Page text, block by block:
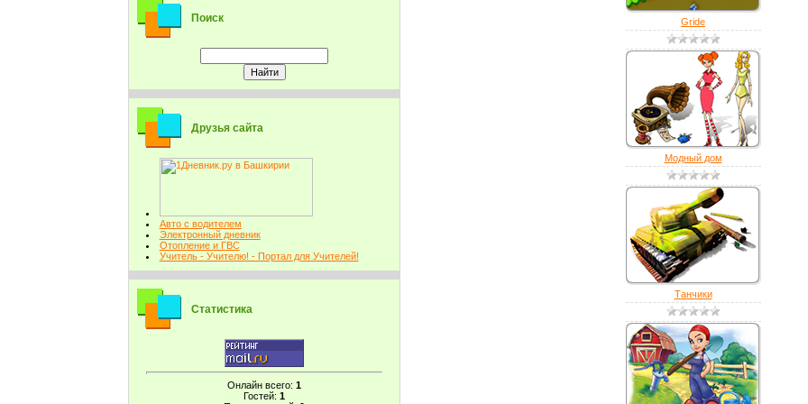
Поиск
Друзья сайта
Авто с водителем
Электронный дневник
Отопление и ГВС
Учитель - Учителю! - Портал для Учителей!
Статистика
Онлайн всего: 1
Гостей: 1
Gride
Модный дом
Танчики